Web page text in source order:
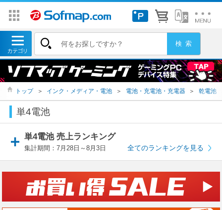
トップ ＞ インク・メディア・電池 ＞ 電池・充電池・充電器 ＞ 乾電池
単4電池
単4電池 売上ランキング
集計期間：7月28日～8月3日 全てのランキングを見る